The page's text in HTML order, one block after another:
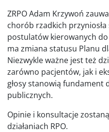
ZRPO Adam Krzywoń
chorób rzadkich
postulatów kierowanych do
ma zmiana statusu Planu
Niezwykle ważne jest też
zarówno pacjentów, jak i
głosy stanowią fundament
publicznych.
Opinie i konsultacje
działaniach RPO.